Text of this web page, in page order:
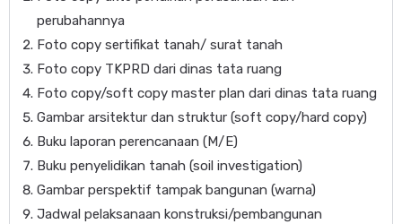
perubahannya
Foto copy sertifikat tanah/ surat tanah
Foto copy TKPRD dari dinas tata ruang
Foto copy/soft copy master plan dari dinas tata ruang
Gambar arsitektur dan struktur (soft copy/hard copy)
Buku laporan perencanaan (M/E)
Buku penyelidikan tanah (soil investigation)
Gambar perspektif tampak bangunan (warna)
Jadwal pelaksanaan konstruksi/pembangunan